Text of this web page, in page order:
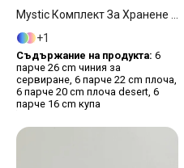
1
Съдържание на продукта: 6
парче 26 cm чиния за
сервиране, 6 парче 22 cm плоча,
6 парче 20 cm плоча desert, 6
парче 16 cm купа